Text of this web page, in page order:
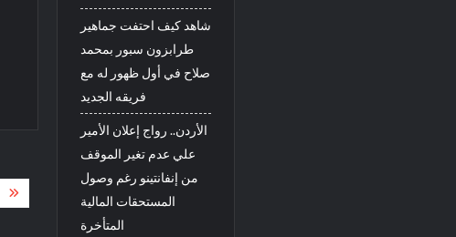
شاهد كيف احتفت جماهير
طرابزون سبور بمحمد
صلاح في أول ظهور له مع
فريقه الجديد
الأردن.. رواج إعلان الأمير
علي عدم تغير الموقف
من إنفانتينو رغم وصول
المستحقات المالية
المتأخرة